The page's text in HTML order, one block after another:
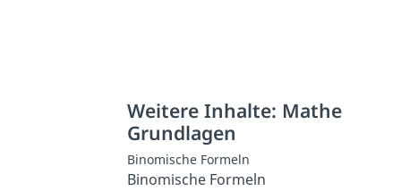
Weitere Inhalte: Mathe
Grundlagen
Binomische Formeln
Binomische Formeln